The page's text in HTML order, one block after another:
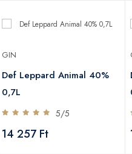
GIN
Def Leppard Animal 40%
0,7L
5/5
14 257 Ft